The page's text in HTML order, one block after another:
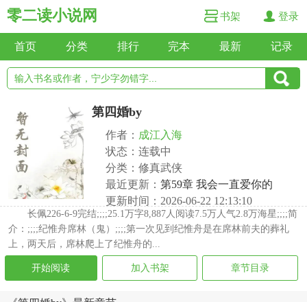
零二读小说网 书架 登录
首页 分类 排行 完本 最新 记录
第四婚by
作者： 成江入海
状态：连载中
分类：修真武侠
最近更新： 第59章 我会一直爱你的
更新时间：2026-06-22 12:13:10
长佩226-6-9完结;;;;25.1万字8,887人阅读7.5万人气2.8万海星;;;;简
介：;;;;纪惟舟席林（鬼）;;;;第一次见到纪惟舟是在席林前夫的葬礼
上，两天后，席林爬上了纪惟舟的...
开始阅读 加入书架 章节目录